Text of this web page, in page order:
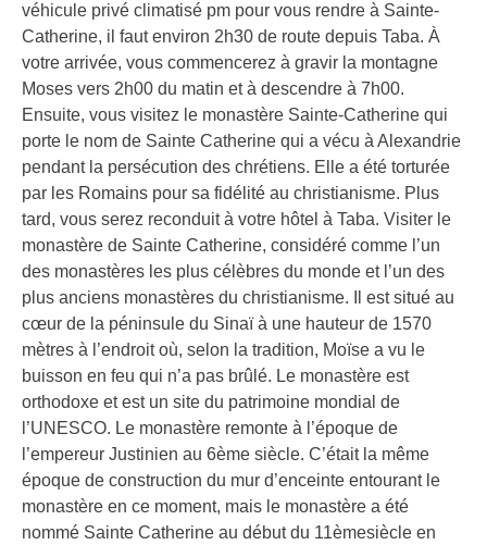
véhicule privé climatisé pm pour vous rendre à Sainte-
Catherine, il faut environ 2h30 de route depuis Taba. À
votre arrivée, vous commencerez à gravir la montagne
Moses vers 2h00 du matin et à descendre à 7h00.
Ensuite, vous visitez le monastère Sainte-Catherine qui
porte le nom de Sainte Catherine qui a vécu à Alexandrie
pendant la persécution des chrétiens. Elle a été torturée
par les Romains pour sa fidélité au christianisme. Plus
tard, vous serez reconduit à votre hôtel à Taba. Visiter le
monastère de Sainte Catherine, considéré comme l’un
des monastères les plus célèbres du monde et l’un des
plus anciens monastères du christianisme. Il est situé au
cœur de la péninsule du Sinaï à une hauteur de 1570
mètres à l’endroit où, selon la tradition, Moïse a vu le
buisson en feu qui n’a pas brûlé. Le monastère est
orthodoxe et est un site du patrimoine mondial de
l’UNESCO. Le monastère remonte à l’époque de
l’empereur Justinien au 6ème siècle. C’était la même
époque de construction du mur d’enceinte entourant le
monastère en ce moment, mais le monastère a été
nommé Sainte Catherine au début du 11èmesiècle en